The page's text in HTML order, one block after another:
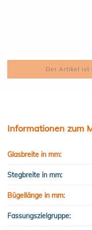
Informationen zum
Glasbreite in mm:
Stegbreite in mm:
Bügellänge in mm:
Fassungszielgruppe: